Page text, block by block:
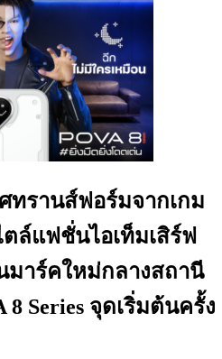
ทรานส์ฟอร์มจากเกม
ล์แฟชั่นไอเท็มเสิร์ฟ
าร์คใหม่กลางสถานี
8 Series จุดเริ่มต้นครั้ง